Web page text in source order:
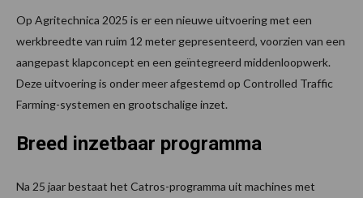
Op Agritechnica 2025 is er een nieuwe uitvoering met een
werkbreedte van ruim 12 meter gepresenteerd, voorzien van een
aangepast klapconcept en een geïntegreerd middenloopwerk.
Deze uitvoering is onder meer afgestemd op Controlled Traffic
Farming-systemen en grootschalige inzet.
Breed inzetbaar programma
Na 25 jaar bestaat het Catros-programma uit machines met